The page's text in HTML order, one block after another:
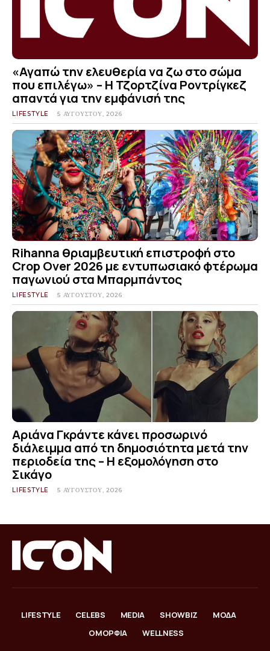
«Αγαπώ την ελευθερία να ζω στο σώμα
που επιλέγω» – Η Τζορτζίνα Ροντρίγκεζ
απαντά για την εμφάνισή της
LIFESTYLE 5 ΑΥΓΟΎΣΤΟΥ, 2026
Rihanna θριαμβευτική επιστροφή στο
Crop Over 2026 με εντυπωσιακό φτέρωμα
παγωνιού στα Μπαρμπάντος
LIFESTYLE 5 ΑΥΓΟΎΣΤΟΥ, 2026
Αριάνα Γκράντε κάνει προσωρινό
διάλειμμα από τη δημοσιότητα μετά την
περιοδεία της – Η εξομολόγηση στο
Σικάγο
LIFESTYLE 5 ΑΥΓΟΎΣΤΟΥ, 2026
LIFESTYLE CELEBS MEDIA SHOWBIZ
ΜΟΔΑ
ΟΜΟΡΦΙΑ
WELLNESS